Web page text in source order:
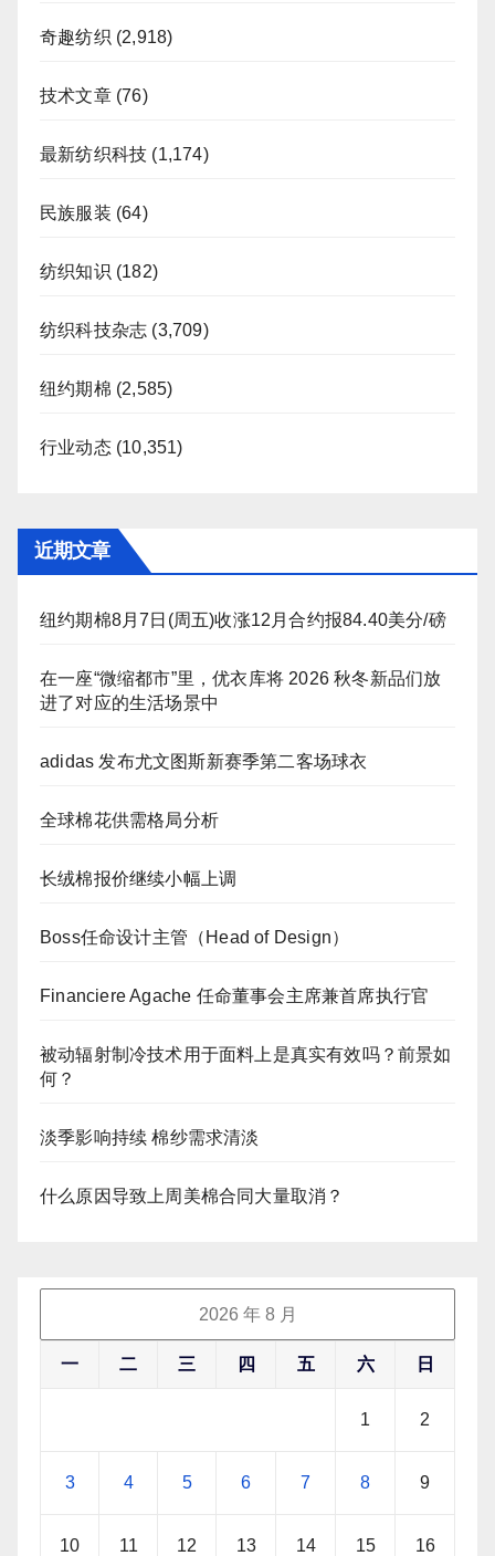
奇趣纺织 (2,918)
技术文章(76)
最新纺织科技 (1,174)
民族服装 (64)
纺织知识 (182)
纺织科技杂志 (3,709)
纽约期棉 (2,585)
行业动态(10,351)
近期文章
纽约期棉8月7日(周五)收涨12月合约报84.40美分/磅
在一座“微缩都市”里，优衣库将 2026 秋冬新品们放
进了对应的生活场景中
adidas 发布尤文图斯新赛季第二客场球衣
全球棉花供需格局分析
长绒棉报价继续小幅上调
Boss任命设计主管（Head of Design）
Financiere Agache 任命董事会主席兼首席执行官
被动辐射制冷技术用于面料上是真实有效吗？前景如
何？
淡季影响持续 棉纱需求清淡
什么原因导致上周美棉合同大量取消？
2026 年 8 月
一 二 三 四 五 六 日
1 2
3 4 5 6 7 8 9
10 11 12 13 14 15 16